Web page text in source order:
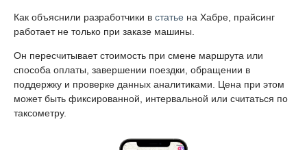
Как объяснили разработчики в статье на Хабре, прайсинг
работает не только при заказе машины.
Он пересчитывает стоимость при смене маршрута или
способа оплаты, завершении поездки, обращении в
поддержку и проверке данных аналитиками. Цена при этом
может быть фиксированной, интервальной или считаться по
таксометру.